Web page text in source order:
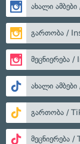
ახალი
გართობა /
მეცნიერება
ახალი
გართობა /
მეცნიერება /